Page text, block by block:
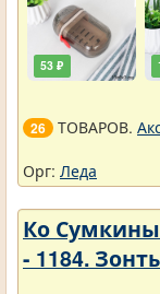
53 ₽
26 ТОВАРОВ.
Орг: Леда
Ко Сумкины
- 1184.